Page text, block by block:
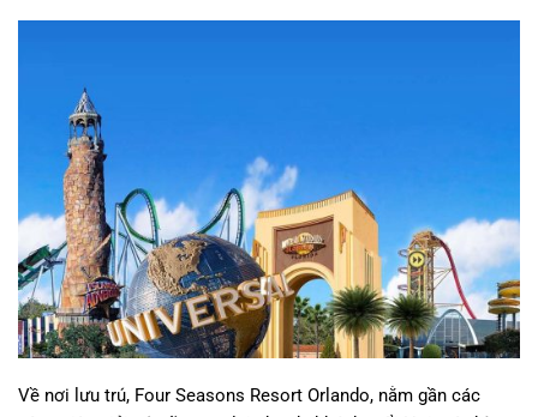
Về nơi lưu trú, Four Seasons Resort Orlando, nằm gần các